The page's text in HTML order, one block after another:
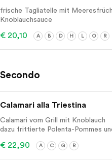
frische Tagliatelle mit
Knoblauchsauce
€ 20,10 A B D H L O R
Secondo
Calamari alla Triestina
Calamari vom Grill mit Knoblauch
dazu frittierte Polenta-Pommes
€ 22,90 A C G R